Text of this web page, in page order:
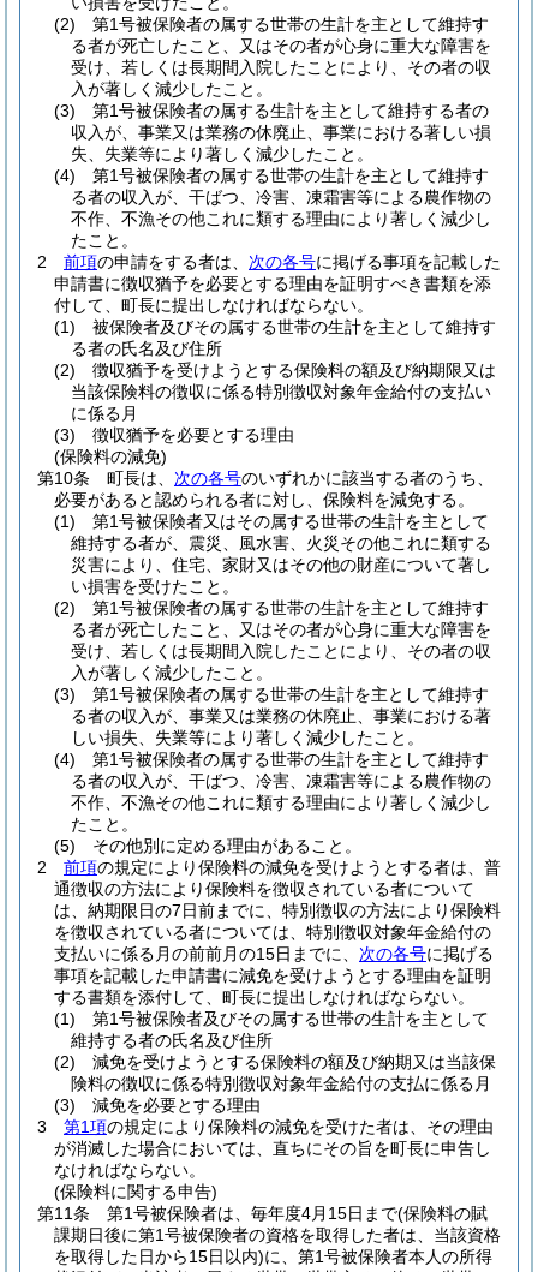
(2)
第1号被保険者の属する世帯の生計を主として維持す
る者が死亡したこと、又はその者が心身に重大な障害を
受け、若しくは長期間入院したことにより、その者の収
入が著しく減少したこと。
(3)
第1号被保険者の属する生計を主として維持する者の
収入が、事業又は業務の休廃止、事業における著しい損
失、失業等により著しく減少したこと。
(4)
第1号被保険者の属する世帯の生計を主として維持す
る者の収入が、干ばつ、冷害、凍霜害等による農作物の
不作、不漁その他これに類する理由により著しく減少し
たこと。
2
前項の申請をする者は、 次の各号に掲げる事項を記載した
申請書に徴収猶予を必要とする理由を証明すべき書類を添
付して、町長に提出しなければならない。
(1)
被保険者及びその属する世帯の生計を主として維持す
る者の氏名及び住所
(2)
徴収猶予を受けようとする保険料の額及び納期限又は
当該保険料の徴収に係る特別徴収対象年金給付の支払い
に係る月
(3)
徴収猶予を必要とする理由
(保険料の減免)
第10条
町長は、 次の各号のいずれかに該当する者のうち、
必要があると認められる者に対し、保険料を減免する。
(1)
第1号被保険者又はその属する世帯の生計を主として
維持する者が、震災、風水害、火災その他これに類する
災害により、住宅、家財又はその他の財産について著し
い損害を受けたこと。
(2)
第1号被保険者の属する世帯の生計を主として維持す
る者が死亡したこと、又はその者が心身に重大な障害を
受け、若しくは長期間入院したことにより、その者の収
入が著しく減少したこと。
(3)
第1号被保険者の属する世帯の生計を主として維持す
る者の収入が、事業又は業務の休廃止、事業における著
しい損失、失業等により著しく減少したこと。
(4)
第1号被保険者の属する世帯の生計を主として維持す
る者の収入が、干ばつ、冷害、凍霜害等による農作物の
不作、不漁その他これに類する理由により著しく減少し
たこと。
(5)
その他別に定める理由があること。
2
前項の規定により保険料の減免を受けようとする者は、普
通徴収の方法により保険料を徴収されている者について
は、納期限日の7日前までに、特別徴収の方法により保険料
を徴収されている者については、特別徴収対象年金給付の
支払いに係る月の前前月の15日までに、 次の各号に掲げる
事項を記載した申請書に減免を受けようとする理由を証明
する書類を添付して、町長に提出しなければならない。
(1)
第1号被保険者及びその属する世帯の生計を主として
維持する者の氏名及び住所
(2)
減免を受けようとする保険料の額及び納期又は当該保
険料の徴収に係る特別徴収対象年金給付の支払に係る月
(3)
減免を必要とする理由
3
第1項の規定により保険料の減免を受けた者は、その理由
が消滅した場合においては、直ちにその旨を町長に申告し
なければならない。
(保険料に関する申告)
第11条
第1号被保険者は、毎年度4月15日まで(保険料の賦
課期日後に第1号被保険者の資格を取得した者は、当該資格
を取得した日から15日以内)に、第1号被保険者本人の所得